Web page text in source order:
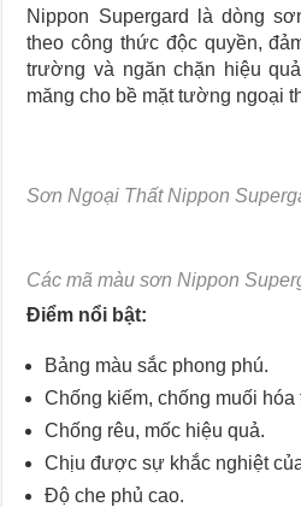
Nippon Supergard là dòng
theo công thức độc quyền,
trường và ngăn chặn hiệu
măng cho bề mặt tường ngoại
Sơn Ngoại Thất Nippon
Các mã màu sơn Nippon
Điểm nổi bật:
Bảng màu sắc phong phú.
Chống kiếm, chống muối hóa
Chống rêu, mốc hiệu quả.
Chịu được sự khắc nghiệt
Độ che phủ cao.